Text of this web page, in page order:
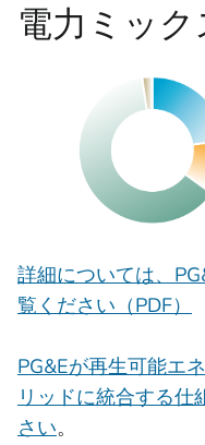
電力ミック
詳細については、
覧ください（PDF）
PG&Eが再生可能エ
リッドに統合する
さい。